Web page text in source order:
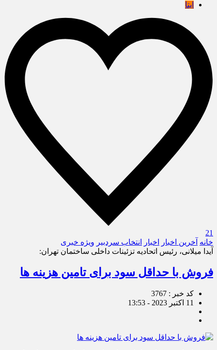
ایتا
21
خانه آخرین اخبار اخبار انتخاب سردبیر ویژه خبری
آیدا میلانی، رئیس اتحادیه تزئینات داخلی ساختمان تهران:
فروش با حداقل سود برای تامین هزینه ها
کد خبر : 3767
11 اکتبر 2023 - 13:53